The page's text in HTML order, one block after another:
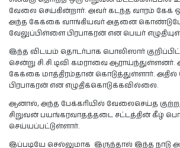
வேலை செய்கின்றார். அவர் கடந்த வாரம் கேக்
அந்த கேக்கை வாங்கியவர் அதனை
வேலுப்பிள்ளை பிரபாகரன் என பெயர்
இந்த விடயம் தொடர்பாக பொலிஸார்
சென்று சி.சி.டிவி கமராவை ஆராய்ந்துள்ளனர்.
கேக்கை மாத்திரம்தான் கொடுத்துள்ளார்.
பிரபாகரன் என எழுதிக்கொடுக்கவில்லை.
ஆனால், அந்த பேக்கரியில் வேலைசெய்த
சிறுவன் பயங்கரவாதத்தடை சட்டத்தின் கீழ்
செய்யப்பட்டுள்ளார்.
இப்படியே செல்லுமாக இருந்தால் இந்த நாடு